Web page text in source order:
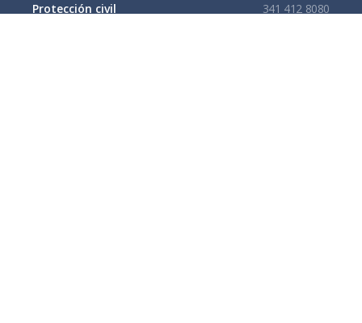
Protección civil
341 412 8080